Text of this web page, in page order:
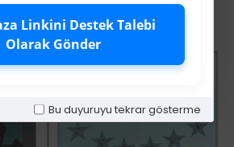
Linkini Destek Talebi
Olarak Gönder
Bu duyuruyu tekrar gösterme
Kategori Ürünleri